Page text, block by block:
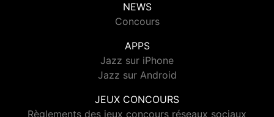
NEWS
Concours
APPS
Jazz sur iPhone
Jazz sur Android
JEUX CONCOURS
Règlements des jeux concours réseaux sociaux